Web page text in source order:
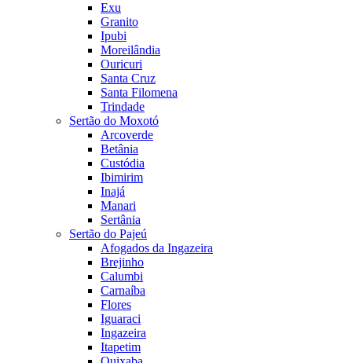
Exu
Granito
Ipubi
Moreilândia
Ouricuri
Santa Cruz
Santa Filomena
Trindade
Sertão do Moxotó
Arcoverde
Betânia
Custódia
Ibimirim
Inajá
Manari
Sertânia
Sertão do Pajeú
Afogados da Ingazeira
Brejinho
Calumbi
Carnaíba
Flores
Iguaraci
Ingazeira
Itapetim